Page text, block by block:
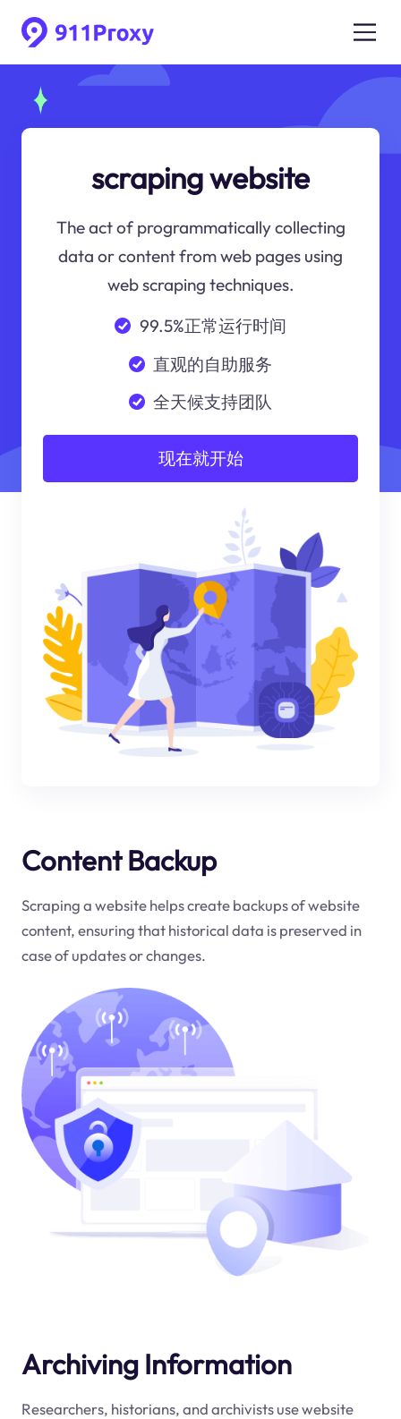
scraping website
The act of programmatically collecting
data or content from web pages using
web scraping techniques.
99.5%正常运行时间
直观的自助服务
全天候支持团队
现在就开始
Content Backup
Scraping a website helps create backups of website
content, ensuring that historical data is preserved in
case of updates or changes.
Archiving Information
Researchers, historians, and archivists use website